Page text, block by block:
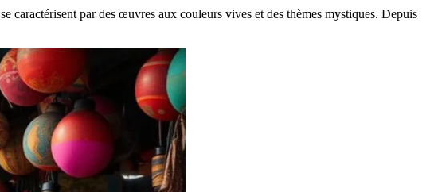
se caractérisent par des œuvres aux couleurs vives et des thèmes mystiques. Depuis